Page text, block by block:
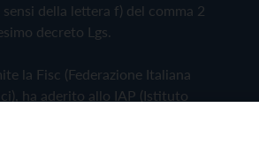
della lettera f) del comma 2
decreto Lgs.
la Fisc (Federazione Italiana
ha aderito allo IAP (Istituto